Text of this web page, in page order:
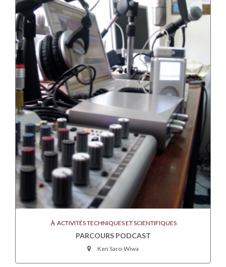
ACTIVITÉS TECHNIQUES ET SCIENTIFIQUES
PARCOURS PODCAST
Ken Saro-Wiwa